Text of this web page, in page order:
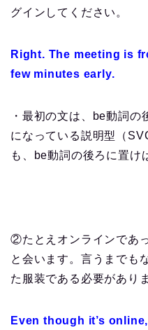
グインしてください。
Right. The meeting is
few minutes early.
・最初の文は、be動詞
になっている説明型（
も、be動詞の後ろに置け
②たとえオンラインであ
と会います。言うまでも
た服装である必要があり
Even though it’s